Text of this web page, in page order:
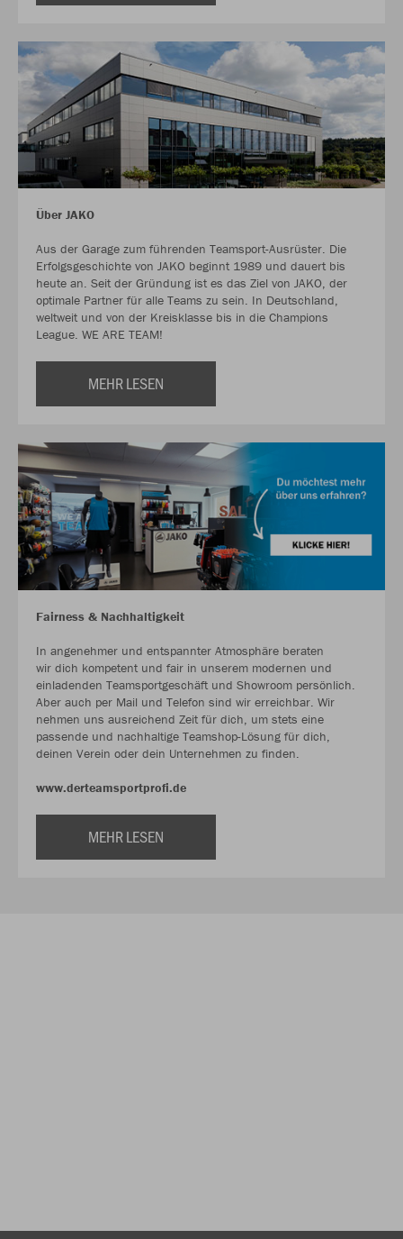
Über JAKO
Aus der Garage zum führenden Teamsport-Ausrüster. Die
Erfolgsgeschichte von JAKO beginnt 1989 und dauert bis
heute an. Seit der Gründung ist es das Ziel von JAKO, der
optimale Partner für alle Teams zu sein. In Deutschland,
weltweit und von der Kreisklasse bis in die Champions
League. WE ARE TEAM!
MEHR LESEN
Fairness & Nachhaltigkeit
In angenehmer und entspannter Atmosphäre beraten
wir dich kompetent und fair in unserem modernen und
einladenden Teamsportgeschäft und Showroom persönlich.
Aber auch per Mail und Telefon sind wir erreichbar. Wir
nehmen uns ausreichend Zeit für dich, um stets eine
passende und nachhaltige Teamshop-Lösung für dich,
deinen Verein oder dein Unternehmen zu finden.
www.derteamsportprofi.de
MEHR LESEN